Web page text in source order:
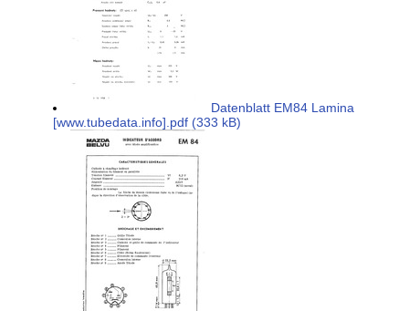
Datenblatt EM84 Lamina
[www.tubedata.info].pdf (333 kB)